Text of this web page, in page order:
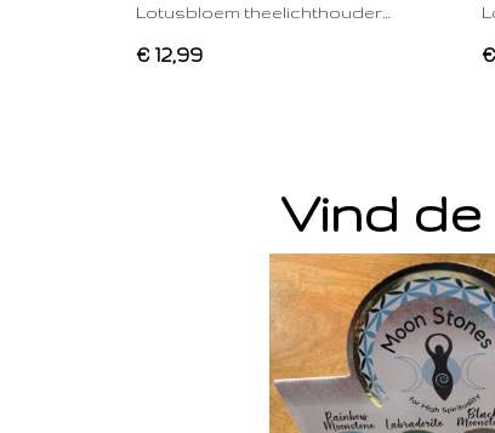
Lotusbloem theelichthouder…
€ 12,99
Vind